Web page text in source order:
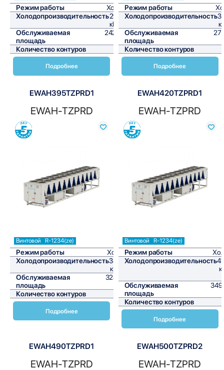
Режим работы
Холод
Холодопроизводительность291,2
кВт/ч
Обслуживаемая
площадь
2426,7
м²
Количество контуров
1
Подробнее
Режим работы
Холодопроизводительность
Обслуживаемая
площадь
Количество контуров
Подробнее
EWAH395TZPRD1
EWAH-TZPRD
Сравнить
Винтовой R-1234(ze)
Режим работы
Холод
Холодопроизводительность389,2
кВт/ч
Обслуживаемая
площадь
3243,3
м²
Количество контуров
1
Подробнее
EWAH420TZPRD1
EWAH-TZPRD
Сравнить
Винтовой R-1234(ze)
Режим работы
Холодопроизводительность
Обслуживаемая
площадь
Количество контуров
Подробнее
EWAH490TZPRD1
EWAH-TZPRD
EWAH500TZPRD2
EWAH-TZPRD